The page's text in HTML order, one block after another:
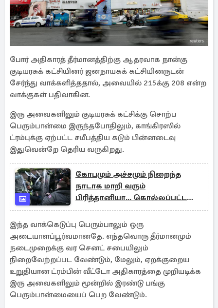
போர் அதிகாரத் தீர்மானத்திற்கு ஆதரவாக நான்கு
குடியரசுக் கட்சியினர் ஜனநாயகக் கட்சியினருடன்
சேர்ந்து வாக்களித்ததால், அவையில் 215க்கு 208 என்ற
வாக்குகள் பதிவாகின.
இரு அவைகளிலும் குடியரசுக் கட்சிக்கு சொற்ப
பெரும்பான்மை இருந்தபோதிலும், காங்கிரஸில்
ட்ரம்புக்கு ஏற்பட்ட சமீபத்திய கடும் பின்னடைவு
இதுவென்றே தெரிய வருகிறது.
கோபமும் அச்சமும் நிறைந்த
நாடாக மாறி வரும்
பிரித்தானியா... கொல்லப்பட்ட
இளைஞரின் தந்தை
இந்த வாக்கெடுப்பு பெரும்பாலும் ஒரு
அடையாளப்பூர்வமானதே. எந்தவொரு தீர்மானமும்
நடைமுறைக்கு வர செனட் சபையிலும்
நிறைவேற்றப்பட வேண்டும், மேலும், ஏறக்குறைய
உறுதியான ட்ரம்பின் வீட்டோ அதிகாரத்தை முறியடிக்க
இரு அவைகளிலும் மூன்றில் இரண்டு பங்கு
பெரும்பான்மையைப் பெற வேண்டும்.